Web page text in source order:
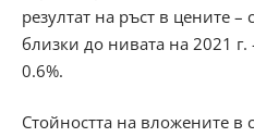
резултат на ръст в цените –
близки до нивата на 2021
0.6%.
Стойността на вложените в